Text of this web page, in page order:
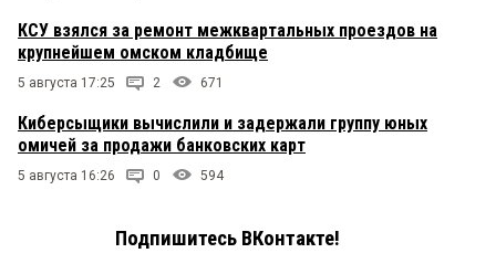
КСУ взялся за ремонт межквартальных проездов на
крупнейшем омском кладбище
5 августа 17:25 2 671
Киберсыщики вычислили и задержали группу юных
омичей за продажи банковских карт
5 августа 16:26 0 594
Подпишитесь ВКонтакте!